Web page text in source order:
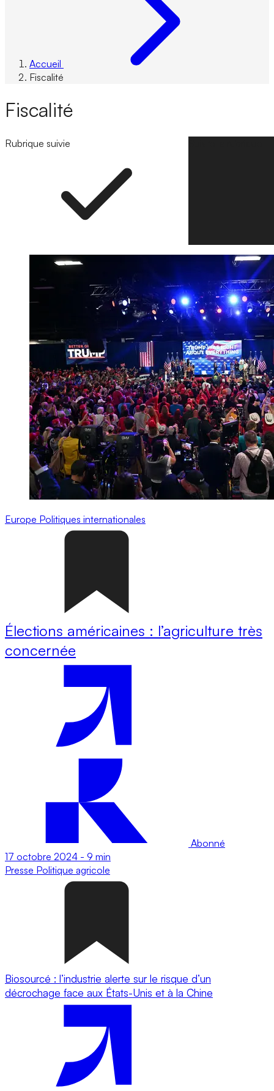
Accueil
Fiscalité
Fiscalité
Rubrique suivie
Europe Politiques internationales
Élections américaines : l’agriculture très
concernée
Abonné
17 octobre 2024 - 9 min
Presse Politique agricole
Biosourcé : l’industrie alerte sur le risque d’un
décrochage face aux États-Unis et à la Chine